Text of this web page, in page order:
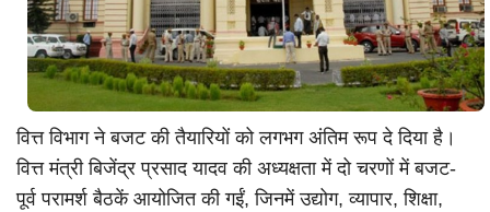
वित्त विभाग ने बजट की तैयारियों को लगभग अंतिम रूप दे दिया है।
वित्त मंत्री बिजेंद्र प्रसाद यादव की अध्यक्षता में दो चरणों में बजट-
पूर्व परामर्श बैठकें आयोजित की गईं, जिनमें उद्योग, व्यापार, शिक्षा,